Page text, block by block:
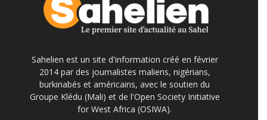
Sahelien est un site d'information créé en février
2014 par des journalistes maliens, nigérians,
burkinabés et américains, avec le soutien du
Groupe Klédu (Mali) et de l'Open Society Initiative
for West Africa (OSIWA).